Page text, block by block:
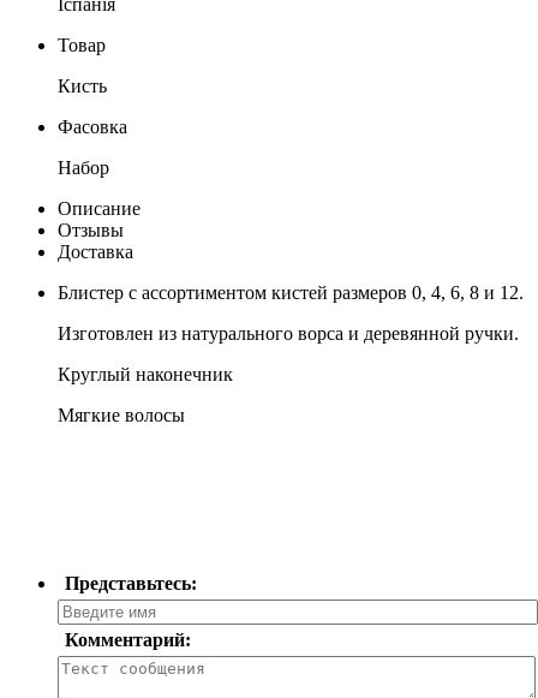
Товар
Кисть
Фасовка
Набор
Описание
Отзывы
Доставка
Блистер с ассортиментом кистей размеров 0, 4, 6, 8 и 12.
Изготовлен из натурального ворса и деревянной ручки.
Круглый наконечник
Мягкие волосы
Представьтесь:
Комментарий: